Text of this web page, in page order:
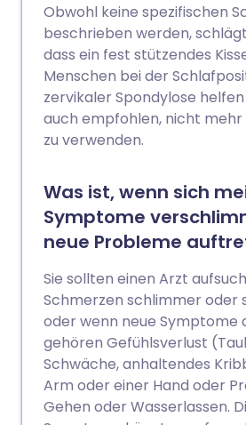
Obwohl keine spezifischen
beschrieben werden,
dass ein fest stützendes
Menschen bei der
zervikaler Spondylose helfen
auch empfohlen, nicht mehr
zu verwenden.
Was ist, wenn sich
Symptome
neue Probleme
Sie sollten einen Arzt
Schmerzen schlimmer oder
oder wenn neue Symptome
gehören Gefühlsverlust
Schwäche, anhaltendes
Arm oder einer Hand oder
Gehen oder Wasserlassen.